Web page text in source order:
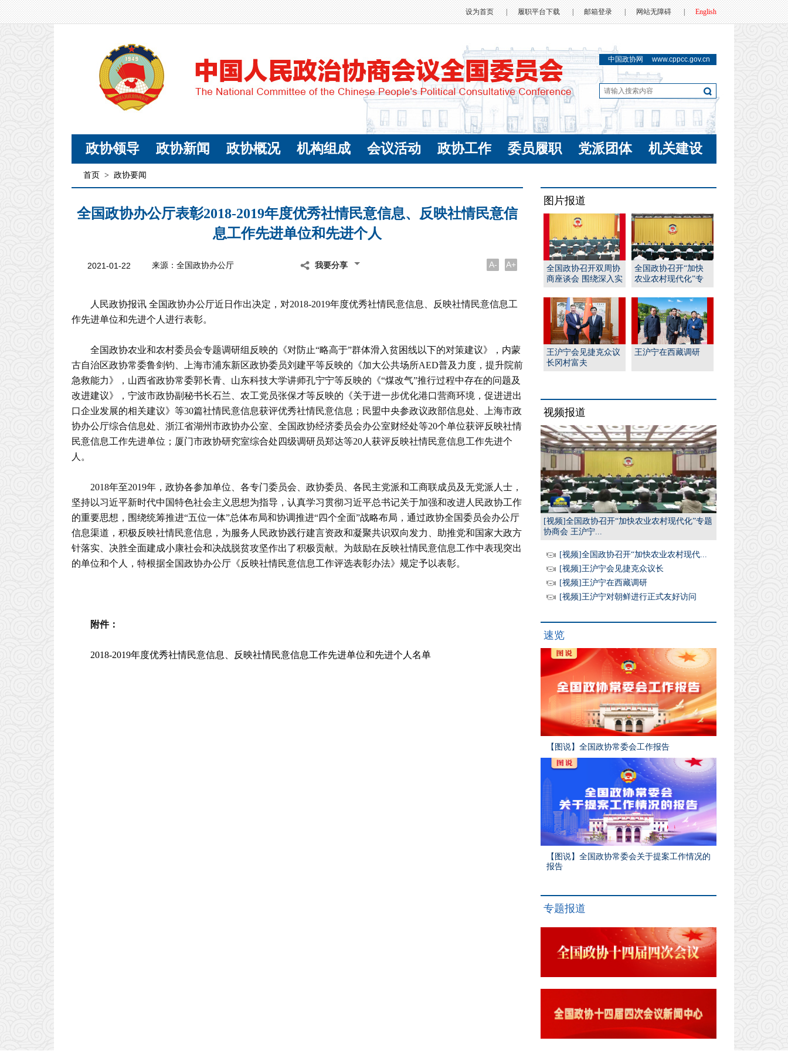
设为首页 履职平台下载 | 邮箱登录 网站无障碍 | English
中国政协网 www.cppcc.gov.cn
政协领导 政协新闻 政协概况 机构组成 会议活动 政协工作 委员履职 党派团体 机关建设
首页 > 政协要闻
全国政协办公厅表彰2018-2019年度优秀社情民意信息、反映社情民意信
息工作先进单位和先进个人
2021-01-22 来源：全国政协办公厅 我要分享 A- A+
人民政协报讯 全国政协办公厅近日作出决定，对2018-2019年度优秀社情民意信息、反映社情民意信息工
作先进单位和先进个人进行表彰。
全国政协农业和农村委员会专题调研组反映的《对防止“略高于”群体滑入贫困线以下的对策建议》，内蒙
古自治区政协常委鲁剑钧、上海市浦东新区政协委员刘建平等反映的《加大公共场所AED普及力度，提升院前
急救能力》，山西省政协常委郭长青、山东科技大学讲师孔宁宁等反映的《“煤改气”推行过程中存在的问题及
改进建议》，宁波市政协副秘书长石兰、农工党员张保才等反映的《关于进一步优化港口营商环境，促进进出
口企业发展的相关建议》等30篇社情民意信息获评优秀社情民意信息；民盟中央参政议政部信息处、上海市政
协办公厅综合信息处、浙江省湖州市政协办公室、全国政协经济委员会办公室财经处等20个单位获评反映社情
民意信息工作先进单位；厦门市政协研究室综合处四级调研员郑达等20人获评反映社情民意信息工作先进个
人。
2018年至2019年，政协各参加单位、各专门委员会、政协委员、各民主党派和工商联成员及无党派人士，
坚持以习近平新时代中国特色社会主义思想为指导，认真学习贯彻习近平总书记关于加强和改进人民政协工作
的重要思想，围绕统筹推进“五位一体”总体布局和协调推进“四个全面”战略布局，通过政协全国委员会办公厅
信息渠道，积极反映社情民意信息，为服务人民政协践行建言资政和凝聚共识双向发力、助推党和国家大政方
针落实、决胜全面建成小康社会和决战脱贫攻坚作出了积极贡献。为鼓励在反映社情民意信息工作中表现突出
的单位和个人，特根据全国政协办公厅《反映社情民意信息工作评选表彰办法》规定予以表彰。
附件：
2018-2019年度优秀社情民意信息、反映社情民意信息工作先进单位和先进个人名单
图片报道
全国政协召开双周协
商座谈会 围绕深入实
动...
全国政协召开“加快
农业农村现代化”专
并...
王沪宁会见捷克众议
长冈村富夫
王沪宁在西藏调研
视频报道
[视频]全国政协召开“加快农业农村现代化”专题
协商会 王沪宁...
[视频]全国政协召开“加快农业农村现代...
[视频]王沪宁会见捷克众议长
[视频]王沪宁在西藏调研
[视频]王沪宁对朝鲜进行正式友好访问
速览
【图说】全国政协常委会工作报告
【图说】全国政协常委会关于提案工作情况的
报告
专题报道